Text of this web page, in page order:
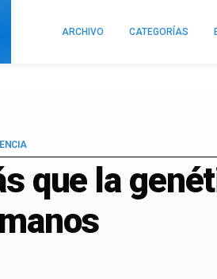
ARCHIVO CATEGORÍAS
que la